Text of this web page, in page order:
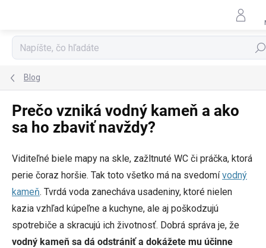
Blog
Prečo vzniká vodný kameň a ako
sa ho zbaviť navždy?
Viditeľné biele mapy na skle, zažltnuté WC či práčka, ktorá
perie čoraz horšie. Tak toto všetko má na svedomívodný
kameň. Tvrdá voda zanecháva usadeniny, ktoré nielen
kazia vzhľad kúpeľne a kuchyne, ale aj poškodzujú
spotrebiče a skracujú ich životnosť. Dobrá správa je, že
vodný kameň sa dá odstrániť a dokážete mu účinne